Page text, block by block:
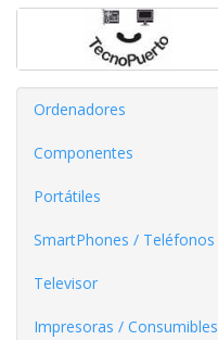
Ordenadores
Componentes
Portátiles
SmartPhones / Teléfonos
Televisor
Impresoras / Consumibles